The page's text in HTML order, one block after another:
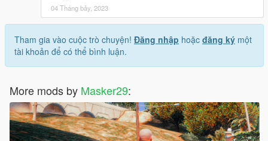
04 Tháng bảy, 2023
Tham gia vào cuộc trò chuyện! Đăng nhập hoặc đăng ký một
tài khoản để có thể bình luận.
More mods by Masker29: